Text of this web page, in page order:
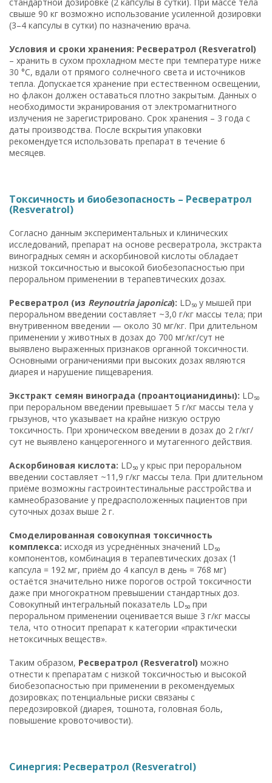
свыше 90 кг возможно использование усиленной дозировки
(3–4 капсулы в сутки) по назначению врача.
Условия и сроки хранения: Ресвератрол (Resveratrol)
– хранить в сухом прохладном месте при температуре ниже
30 °C, вдали от прямого солнечного света и источников
тепла. Допускается хранение при естественном освещении,
но флакон должен оставаться плотно закрытым. Данных о
необходимости экранирования от электромагнитного
излучения не зарегистрировано. Срок хранения – 3 года с
даты производства. После вскрытия упаковки
рекомендуется использовать препарат в течение 6
месяцев.
Токсичность и биобезопасность – Ресвератрол
(Resveratrol)
Согласно данным экспериментальных и клинических
исследований, препарат на основе ресвератрола, экстракта
виноградных семян и аскорбиновой кислоты обладает
низкой токсичностью и высокой биобезопасностью при
пероральном применении в терапевтических дозах.
Ресвератрол (из Reynoutria japonica): LD₅₀ у мышей при
пероральном введении составляет ~3,0 г/кг массы тела; при
внутривенном введении — около 30 мг/кг. При длительном
применении у животных в дозах до 700 мг/кг/сут не
выявлено выраженных признаков органной токсичности.
Основными ограничениями при высоких дозах являются
диарея и нарушение пищеварения.
Экстракт семян винограда (проантоцианидины): LD₅₀
при пероральном введении превышает 5 г/кг массы тела у
грызунов, что указывает на крайне низкую острую
токсичность. При хроническом введении в дозах до 2 г/кг/
сут не выявлено канцерогенного и мутагенного действия.
Аскорбиновая кислота: LD₅₀ у крыс при пероральном
введении составляет ~11,9 г/кг массы тела. При длительном
приёме возможны гастроинтестинальные расстройства и
камнеобразование у предрасположенных пациентов при
суточных дозах выше 2 г.
Смоделированная совокупная токсичность
комплекса: исходя из усреднённых значений LD₅₀
компонентов, комбинация в терапевтических дозах (1
капсула = 192 мг, приём до 4 капсул в день = 768 мг)
остаётся значительно ниже порогов острой токсичности
даже при многократном превышении стандартных доз.
Совокупный интегральный показатель LD₅₀ при
пероральном применении оценивается выше 3 г/кг массы
тела, что относит препарат к категории «практически
нетоксичных веществ».
Таким образом, Ресвератрол (Resveratrol) можно
отнести к препаратам с низкой токсичностью и высокой
биобезопасностью при применении в рекомендуемых
дозировках; потенциальные риски связаны с
передозировкой (диарея, тошнота, головная боль,
повышение кровоточивости).
Синергия: Ресвератрол (Resveratrol)